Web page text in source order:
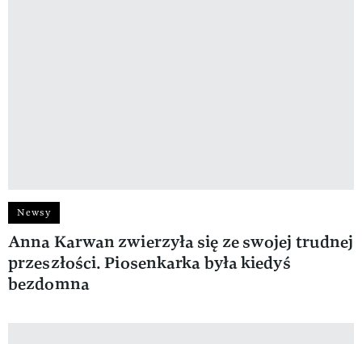
Newsy
Anna Karwan zwierzyła się ze swojej trudnej
przeszłości. Piosenkarka była kiedyś
bezdomna